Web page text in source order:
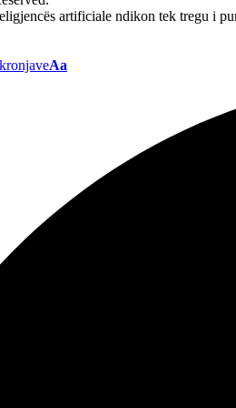
artificiale ndikon tek tregu i
Aa